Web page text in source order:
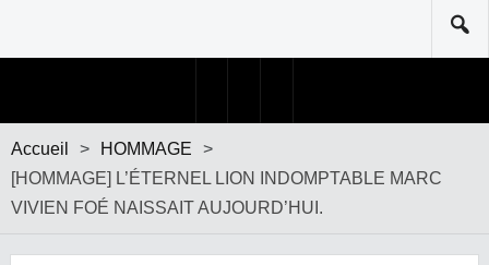
Accueil > HOMMAGE
>
[HOMMAGE] L’ÉTERNEL LION INDOMPTABLE MARC
VIVIEN FOÉ NAISSAIT AUJOURD’HUI.